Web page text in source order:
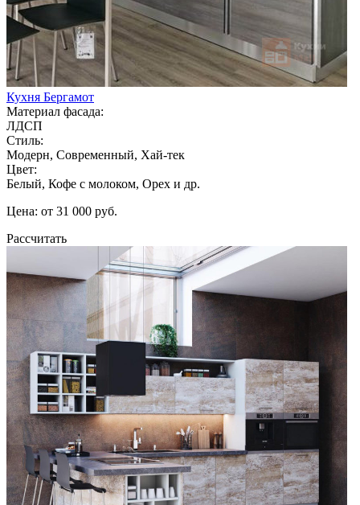
Кухня Бергамот
Материал фасада:
ЛДСП
Стиль:
Модерн, Современный, Хай-тек
Цвет:
Белый, Кофе с молоком, Орех и др.
Цена: от 31 000 руб.
Рассчитать